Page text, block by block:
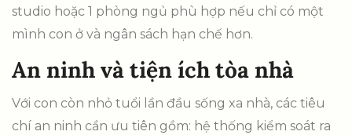
studio hoặc 1 phòng ngủ phù hợp nếu chỉ có một
mình con ở và ngân sách hạn chế hơn.
An ninh và tiện ích tòa nhà
Với con còn nhỏ tuổi lần đầu sống xa nhà, các tiêu
chí an ninh cần ưu tiên gồm: hệ thống kiểm soát ra